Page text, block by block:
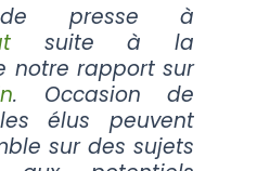
de presse à
suite à la
notre rapport sur
. Occasion de
élus peuvent
sur des sujets